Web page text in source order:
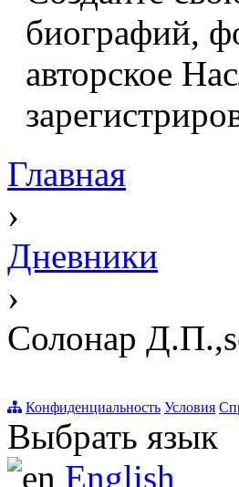
биографий,
авторское
Главная
›
Дневники
›
Солонар
Конфиденциальность Условия
Выбрать язык
English